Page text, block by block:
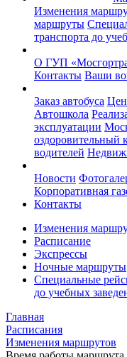
Изменения
маршруты
транспорта до
О ГУП
Контакты Ваши
Заказ автобуса
Автошкола
эксплуатации
оздоровительный
водителей
Новости
Корпоративная
Контакты
Изменения
Расписание
Экспрессы
Ночные маршруты
Специальные
до учебных
Главная
Расписания
Изменения маршрутов